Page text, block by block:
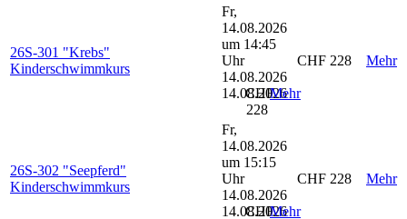
26S-301 "Krebs"
Kinderschwimmkurs
Fr,
14.08.2026
um 14:45
Uhr
14.08.2026
14.08.2026
CHF
228
Mehr
CHF 228 Mehr
26S-302 "Seepferd"
Kinderschwimmkurs
Fr,
14.08.2026
um 15:15
Uhr
14.08.2026
14.08.2026
CHFMehr
CHF 228 Mehr